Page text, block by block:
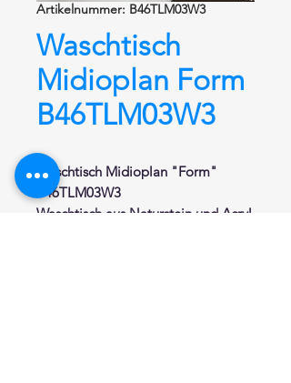
Artikelnummer: B46TLM03W3
Waschtisch
Midioplan Form
B46TLM03W3
Waschtisch Midioplan "Form"
B46TLM03W3
Waschtisch aus Naturstein und Acryl